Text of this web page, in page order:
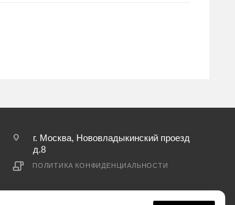
г. Москва, Нововладыкинский проезд
д.8
ПОЛИТИКА КОНФИДЕНЦИАЛЬНОСТИ